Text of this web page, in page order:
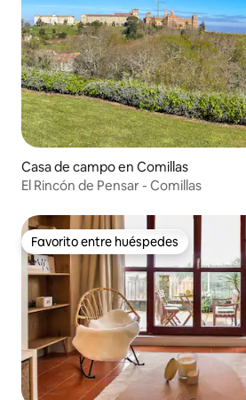
Casa de campo en Comillas
El Rincón de Pensar - Comillas
Favorito entre huéspedes
Favorito entre huéspedes